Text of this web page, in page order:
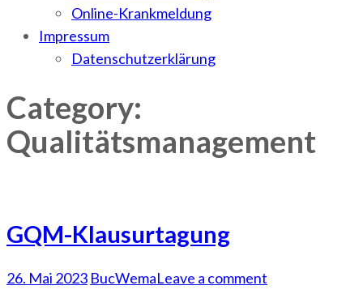
Online-Krankmeldung
Impressum
Datenschutzerklärung
Category:
Qualitätsmanagement
GQM-Klausurtagung
26. Mai 2023 BucWemaLeave a comment